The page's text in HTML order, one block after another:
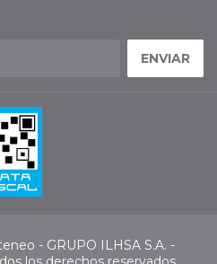
- GRUPO ILHSA S.A. -